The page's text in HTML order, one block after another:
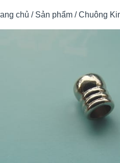
chủ / Sản phẩm /Chuông